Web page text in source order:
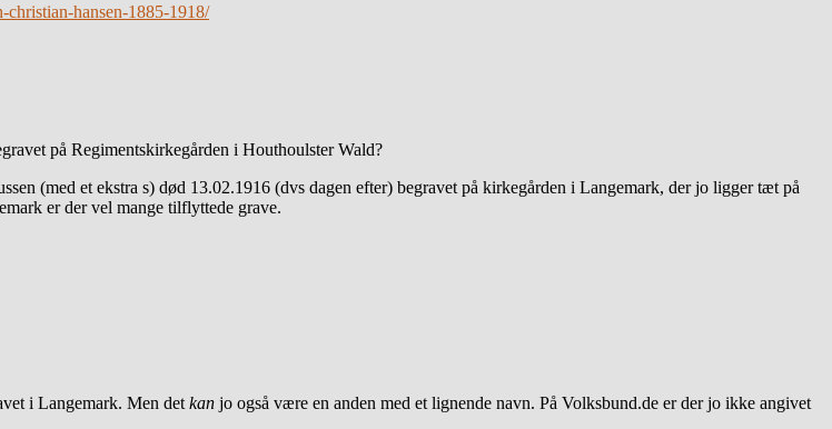
christian-hansen-1885-1918/
på Regimentskirkegården i Houthoulster Wald?
(med et ekstra s) død 13.02.1916 (dvs dagen efter) begravet på kirkegården i Langemark, der jo ligger tæt på
er der vel mange tilflyttede grave.
i Langemark. Men det kan jo også være en anden med et lignende navn. På Volksbund.de er der jo ikke angivet